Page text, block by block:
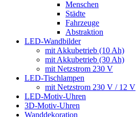
Menschen
Städte
Fahrzeuge
Abstraktion
LED-Wandbilder
mit Akkubetrieb (10 Ah)
mit Akkubetrieb (30 Ah)
mit Netzstrom 230 V
LED-Tischlampen
mit Netzstrom 230 V / 12 V
LED-Motiv-Uhren
3D-Motiv-Uhren
Wanddekoration